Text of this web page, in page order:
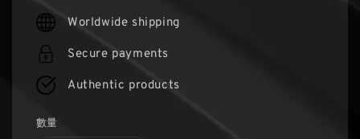
price
Worldwide shipping
Secure payments
Authentic products
數量